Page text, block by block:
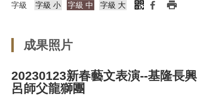
字級 字級 小 字級 中 字級 大
成果照片
20230123新春藝文表演--基隆長興
呂師父龍獅團